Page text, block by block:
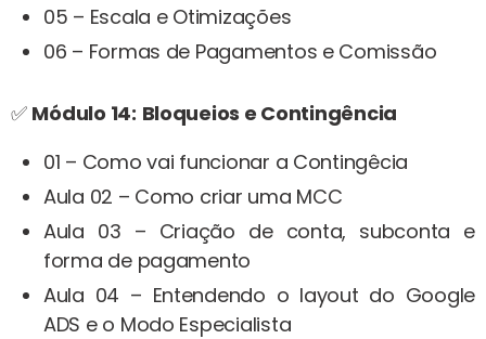
05 – Escala e Otimizações
06 – Formas de Pagamentos e Comissão
✅ Módulo 14: Bloqueios e Contingência
01 – Como vai funcionar a Contingêcia
Aula 02 – Como criar uma MCC
Aula 03 – Criação de conta, subconta e
forma de pagamento
Aula 04 – Entendendo o layout do Google
ADS e o Modo Especialista